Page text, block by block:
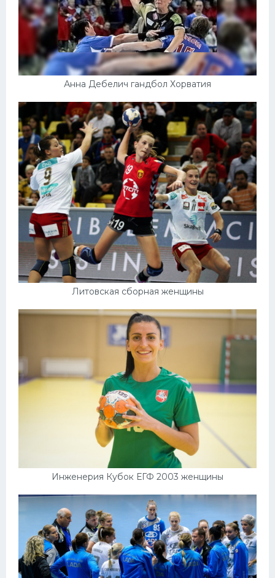
Анна Дебелич гандбол Хорватия
Литовская сборная женщины
Инженерия Кубок ЕГФ 2003 женщины